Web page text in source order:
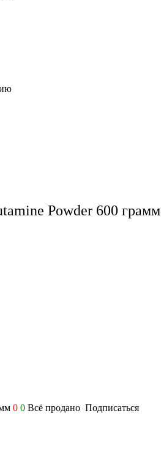
Powder 600 грамм
0 0 Всё продано Подписаться